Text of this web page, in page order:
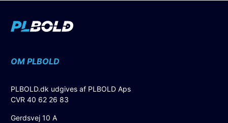
OM PLBOLD
PLBOLD.dk udgives af PLBOLD Aps
CVR 40 62 26 83
Gerdsvej 10 A